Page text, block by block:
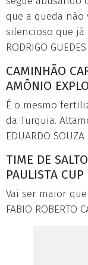
que a queda
silencioso que já
RODRIGO
CAMINHÃO
AMÔNIO
É o mesmo
da Turquia.
EDUARDO SOUZA
TIME DE
PAULISTA CUP
Vai ser maior
FABIO ROBERTO